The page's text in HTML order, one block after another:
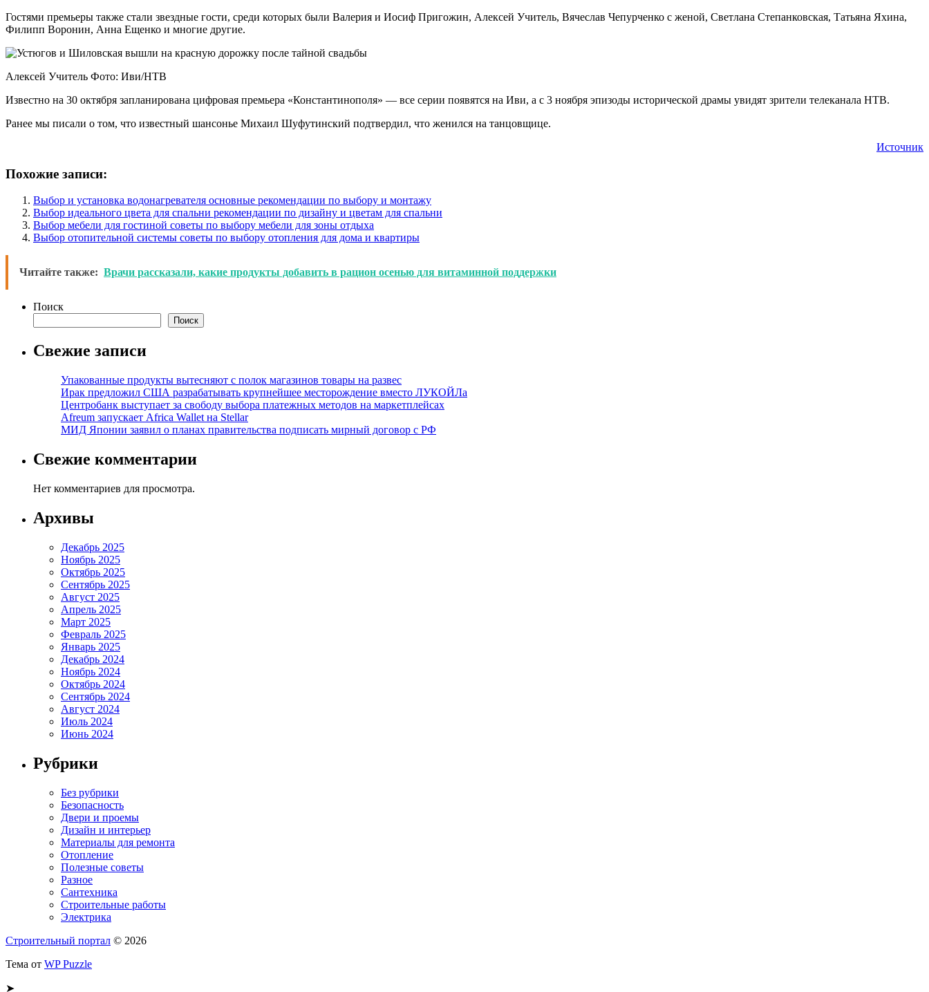
Гостями премьеры также стали звездные гости, среди которых были Валерия и Иосиф Пригожин, Алексей Учитель, Вячеслав Чепурченко с женой, Светлана Степанковская, Татьяна Яхина,
Филипп Воронин, Анна Ещенко и многие другие.
Алексей Учитель Фото: Иви/НТВ
Известно на 30 октября запланирована цифровая премьера «Константинополя» — все серии появятся на Иви, а с 3 ноября эпизоды исторической драмы увидят зрители телеканала НТВ.
Ранее мы писали о том, что известный шансонье Михаил Шуфутинский подтвердил, что женился на танцовщице.
Источник
Похожие записи:
Выбор и установка водонагревателя основные рекомендации по выбору и монтажу
Выбор идеального цвета для спальни рекомендации по дизайну и цветам для спальни
Выбор мебели для гостиной советы по выбору мебели для зоны отдыха
Выбор отопительной системы советы по выбору отопления для дома и квартиры
Читайте также: Врачи рассказали, какие продукты добавить в рацион осенью для витаминной поддержки
Поиск
Поиск
Свежие записи
Упакованные продукты вытесняют с полок магазинов товары на развес
Ирак предложил США разрабатывать крупнейшее месторождение вместо ЛУКОЙЛа
Центробанк выступает за свободу выбора платежных методов на маркетплейсах
Afreum запускает Africa Wallet на Stellar
МИД Японии заявил о планах правительства подписать мирный договор с РФ
Свежие комментарии
Нет комментариев для просмотра.
Архивы
Декабрь 2025
Ноябрь 2025
Октябрь 2025
Сентябрь 2025
Август 2025
Апрель 2025
Март 2025
Февраль 2025
Январь 2025
Декабрь 2024
Ноябрь 2024
Октябрь 2024
Сентябрь 2024
Август 2024
Июль 2024
Июнь 2024
Рубрики
Без рубрики
Безопасность
Двери и проемы
Дизайн и интерьер
Материалы для ремонта
Отопление
Полезные советы
Разное
Сантехника
Строительные работы
Электрика
Строительный портал © 2026
Тема от WP Puzzle
➤